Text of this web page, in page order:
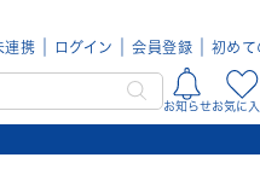
連携 ログイン 会員登録 初めて
お知らせお気に入